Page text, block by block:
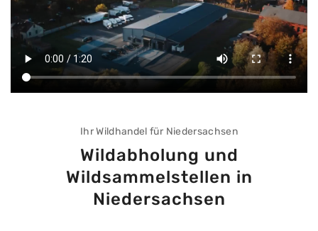
Ihr Wildhandel für Niedersachsen
Wildabholung und
Wildsammelstellen in
Niedersachsen